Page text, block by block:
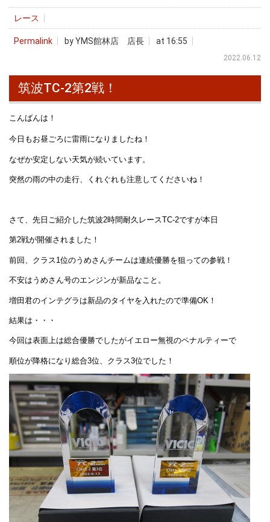
レース
Permalink by YMS館林店 店長 at 16:55
2022.06.12
筑波TC‐2第2戦！
こんばんは！
今日もお昼ごろに雷雨になりましたね！
なぜか安定しない天気が続いています。
突然の雨の中の走行、くれぐれも注意してくださいね！
さて、先日ご紹介した筑波2時間耐久レースTC-2ですが本日
第2戦が開催されました！
前回、クラス1位のうめさんチームは連続優勝を狙っての参戦！
不安はうめさん号のエンジンが新品なこと。
増田君のインテグラは新品のタイヤを入れたので準備OK！
結果は・・・
今回は表面上は総合優勝でしたがイエロー無視のペナルティーで
順位が降格になり総合3位、クラス3位でした！